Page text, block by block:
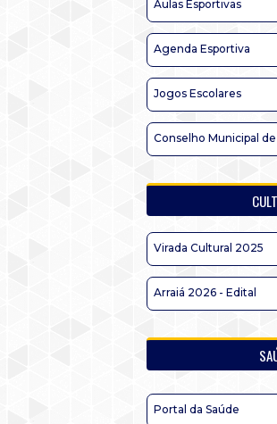
Aulas Esportivas
Agenda Esportiva
Jogos Escolares
Conselho Municipal
Virada Cultural 2025
Arraiá 2026 - Edital
Portal da Saúde